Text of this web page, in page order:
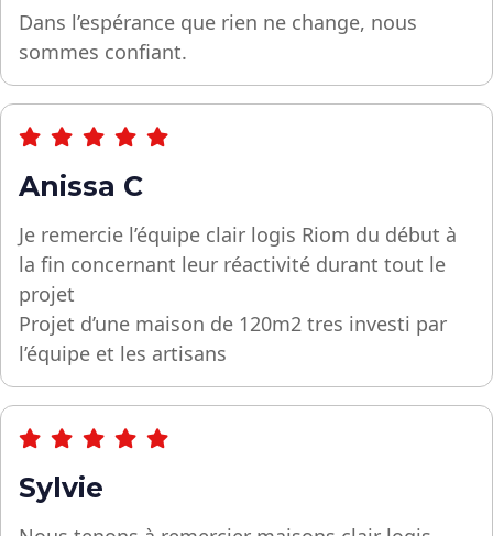
Dans l’espérance que rien ne change, nous
sommes confiant.
Anissa C
Je remercie l’équipe clair logis Riom du début à
la fin concernant leur réactivité durant tout le
projet
Projet d’une maison de 120m2 tres investi par
l’équipe et les artisans
Sylvie